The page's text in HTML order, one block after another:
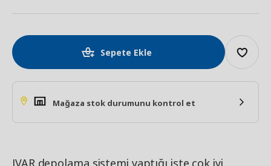
Sepete Ekle
Mağaza stok durumunu kontrol et
IVAR depolama sistemi yaptığı işte çok iyi